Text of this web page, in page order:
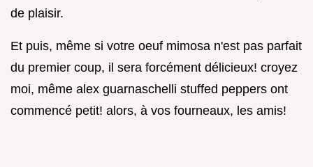
de plaisir.
Et puis, même si votre oeuf mimosa n'est pas parfait
du premier coup, il sera forcément délicieux! croyez
moi, même alex guarnaschelli stuffed peppers ont
commencé petit! alors, à vos fourneaux, les amis!